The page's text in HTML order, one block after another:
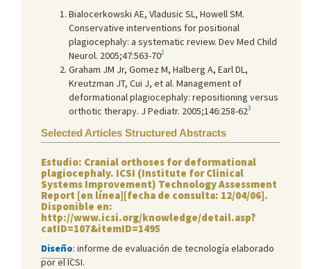
Bialocerkowski AE, Vladusic SL, Howell SM.
Conservative interventions for positional
plagiocephaly: a systematic review. Dev Med Child
Neurol. 2005;47:563-702
Graham JM Jr, Gomez M, Halberg A, Earl DL,
Kreutzman JT, Cui J, et al. Management of
deformational plagiocephaly: repositioning versus
orthotic therapy. J Pediatr. 2005;146:258-623
Selected Articles Structured Abstracts
Estudio: Cranial orthoses for deformational
plagiocephaly. ICSI (Institute for Clinical
Systems Improvement) Technology Assessment
Report [en línea][fecha de consulta: 12/04/06].
Disponible en:
http://www.icsi.org/knowledge/detail.asp?
catID=107&itemID=1495
Diseño: informe de evaluación de tecnología elaborado
por el ICSI.